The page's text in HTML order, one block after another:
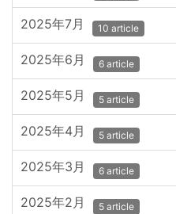
2025年7月 10 article
2025年6月 6 article
2025年5月 5 article
2025年4月 5 article
2025年3月 6 article
2025年2月 5 article